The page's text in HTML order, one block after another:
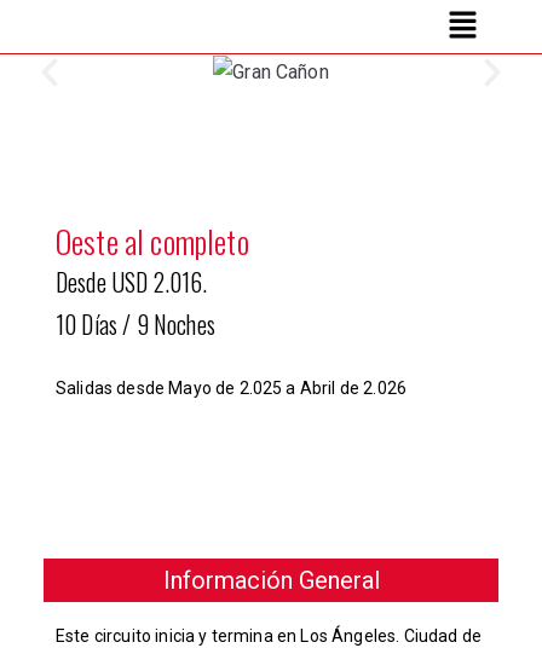
Oeste al completo
Desde USD 2.016.
10 Días / 9 Noches
Salidas desde Mayo de 2.025 a Abril de 2.026
Información General
Este circuito inicia y termina en Los Ángeles. Ciudad de